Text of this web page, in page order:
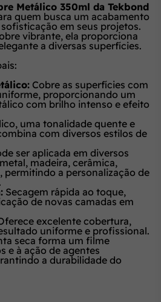
Metálico 350ml da Tekbond
quem busca um acabamento
em seus projetos.
vibrante, ela proporciona
a diversas superfícies.
Cobre as superfícies com
proporcionando um
com brilho intenso e efeito
uma tonalidade quente e
com diversos estilos de
ser aplicada em diversos
madeira, cerâmica,
permitindo a personalização de
Secagem rápida ao toque,
de novas camadas em
excelente cobertura,
uniforme e profissional.
seca forma um filme
e à ação de agentes
a durabilidade do